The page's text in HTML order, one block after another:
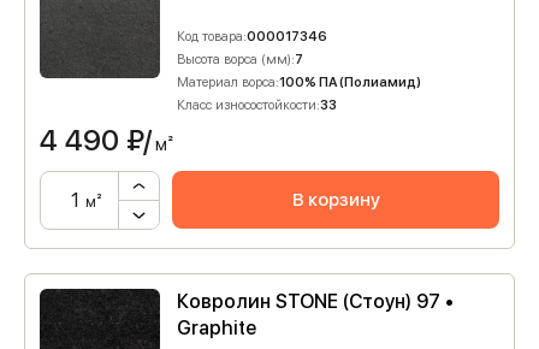
Код товара:000017346
Высота ворса (мм):7
Материал ворса:100% ПА (Полиамид)
Класс износостойкости:33
4 490 ₽/м²
м² В корзину
Ковролин STONE (Стоун) 97 •
Graphite